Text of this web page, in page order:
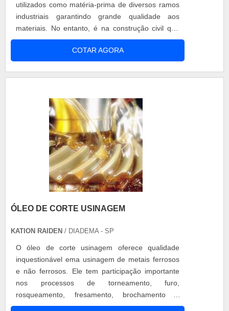
utilizados como matéria-prima de diversos ramos
industriais garantindo grande qualidade aos
materiais. No entanto, é na construção civil que
estes itens têm ainda maior destaque, isso porque
os vidros oferecem ampla resistência e qualidade
às instalações onde são aplicados e, além disso,
COTAR AGORA
ÓLEO DE CORTE USINAGEM
KATION RAIDEN / DIADEMA - SP
O óleo de corte usinagem oferece qualidade
inquestionável ema usinagem de metais ferrosos
e não ferrosos. Ele tem participação importante
nos processos de torneamento, furo,
rosqueamento, fresamento, brochamento e
outros. Esse óleo é recomendado para usinagem